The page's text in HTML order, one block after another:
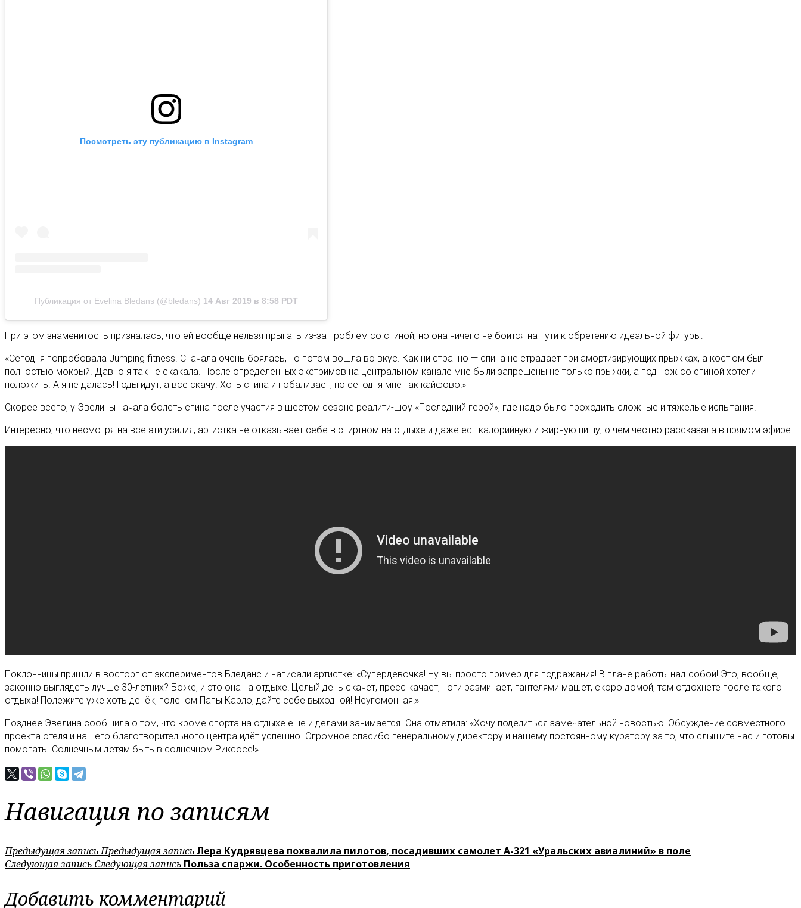
Посмотреть эту публикацию в Instagram
Публикация от Evelina Bledans (@bledans) 14 Авг 2019 в 8:58 PDT
При этом знаменитость призналась, что ей вообще нельзя прыгать из-за проблем со спиной, но она ничего не боится на пути к обретению идеальной фигуры:
«Сегодня попробовала Jumping fitness. Сначала очень боялась, но потом вошла во вкус. Как ни странно — спина не страдает при амортизирующих прыжках, а костюм был
полностью мокрый. Давно я так не скакала. После определенных экстримов на центральном канале мне были запрещены не только прыжки, а под нож со спиной хотели
положить. А я не далась! Годы идут, а всё скачу. Хоть спина и побаливает, но сегодня мне так кайфово!»
Скорее всего, у Эвелины начала болеть спина после участия в шестом сезоне реалити-шоу «Последний герой», где надо было проходить сложные и тяжелые испытания.
Интересно, что несмотря на все эти усилия, артистка не отказывает себе в спиртном на отдыхе и даже ест калорийную и жирную пищу, о чем честно рассказала в прямом эфире:
Поклонницы пришли в восторг от экспериментов Бледанс и написали артистке: «Супердевочка! Ну вы просто пример для подражания! В плане работы над собой! Это, вообще,
законно выглядеть лучше 30-летних? Боже, и это она на отдыхе! Целый день скачет, пресс качает, ноги разминает, гантелями машет, скоро домой, там отдохнете после такого
отдыха! Полежите уже хоть денёк, поленом Папы Карло, дайте себе выходной! Неугомонная!»
Позднее Эвелина сообщила о том, что кроме спорта на отдыхе еще и делами занимается. Она отметила: «Хочу поделиться замечательной новостью! Обсуждение совместного
проекта отеля и нашего благотворительного центра идёт успешно. Огромное спасибо генеральному директору и нашему постоянному куратору за то, что слышите нас и готовы
помогать. Солнечным детям быть в солнечном Риксосе!»
Навигация по записям
Предыдущая записьПредыдущая записьЛера Кудрявцева похвалила пилотов, посадивших самолет А-321 «Уральских авиалиний» в поле
Следующая запись Следующая запись Польза спаржи. Особенность приготовления
Добавить комментарий